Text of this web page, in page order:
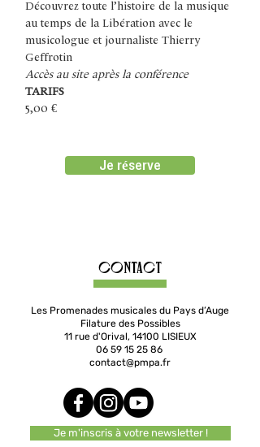
Découvrez toute l’histoire de la musique
au temps de la Libération avec le
musicologue et journaliste Thierry
Geffrotin
Accès au site après la conférence
TARIFS
5,00 €
Je réserve
Contact
Les Promenades musicales du Pays d’Auge
Filature des Possibles
11 rue d'Orival, 14100 LISIEUX
06 59 15 25 86
contact@pmpa.fr
Je m'inscris à votre newsletter !